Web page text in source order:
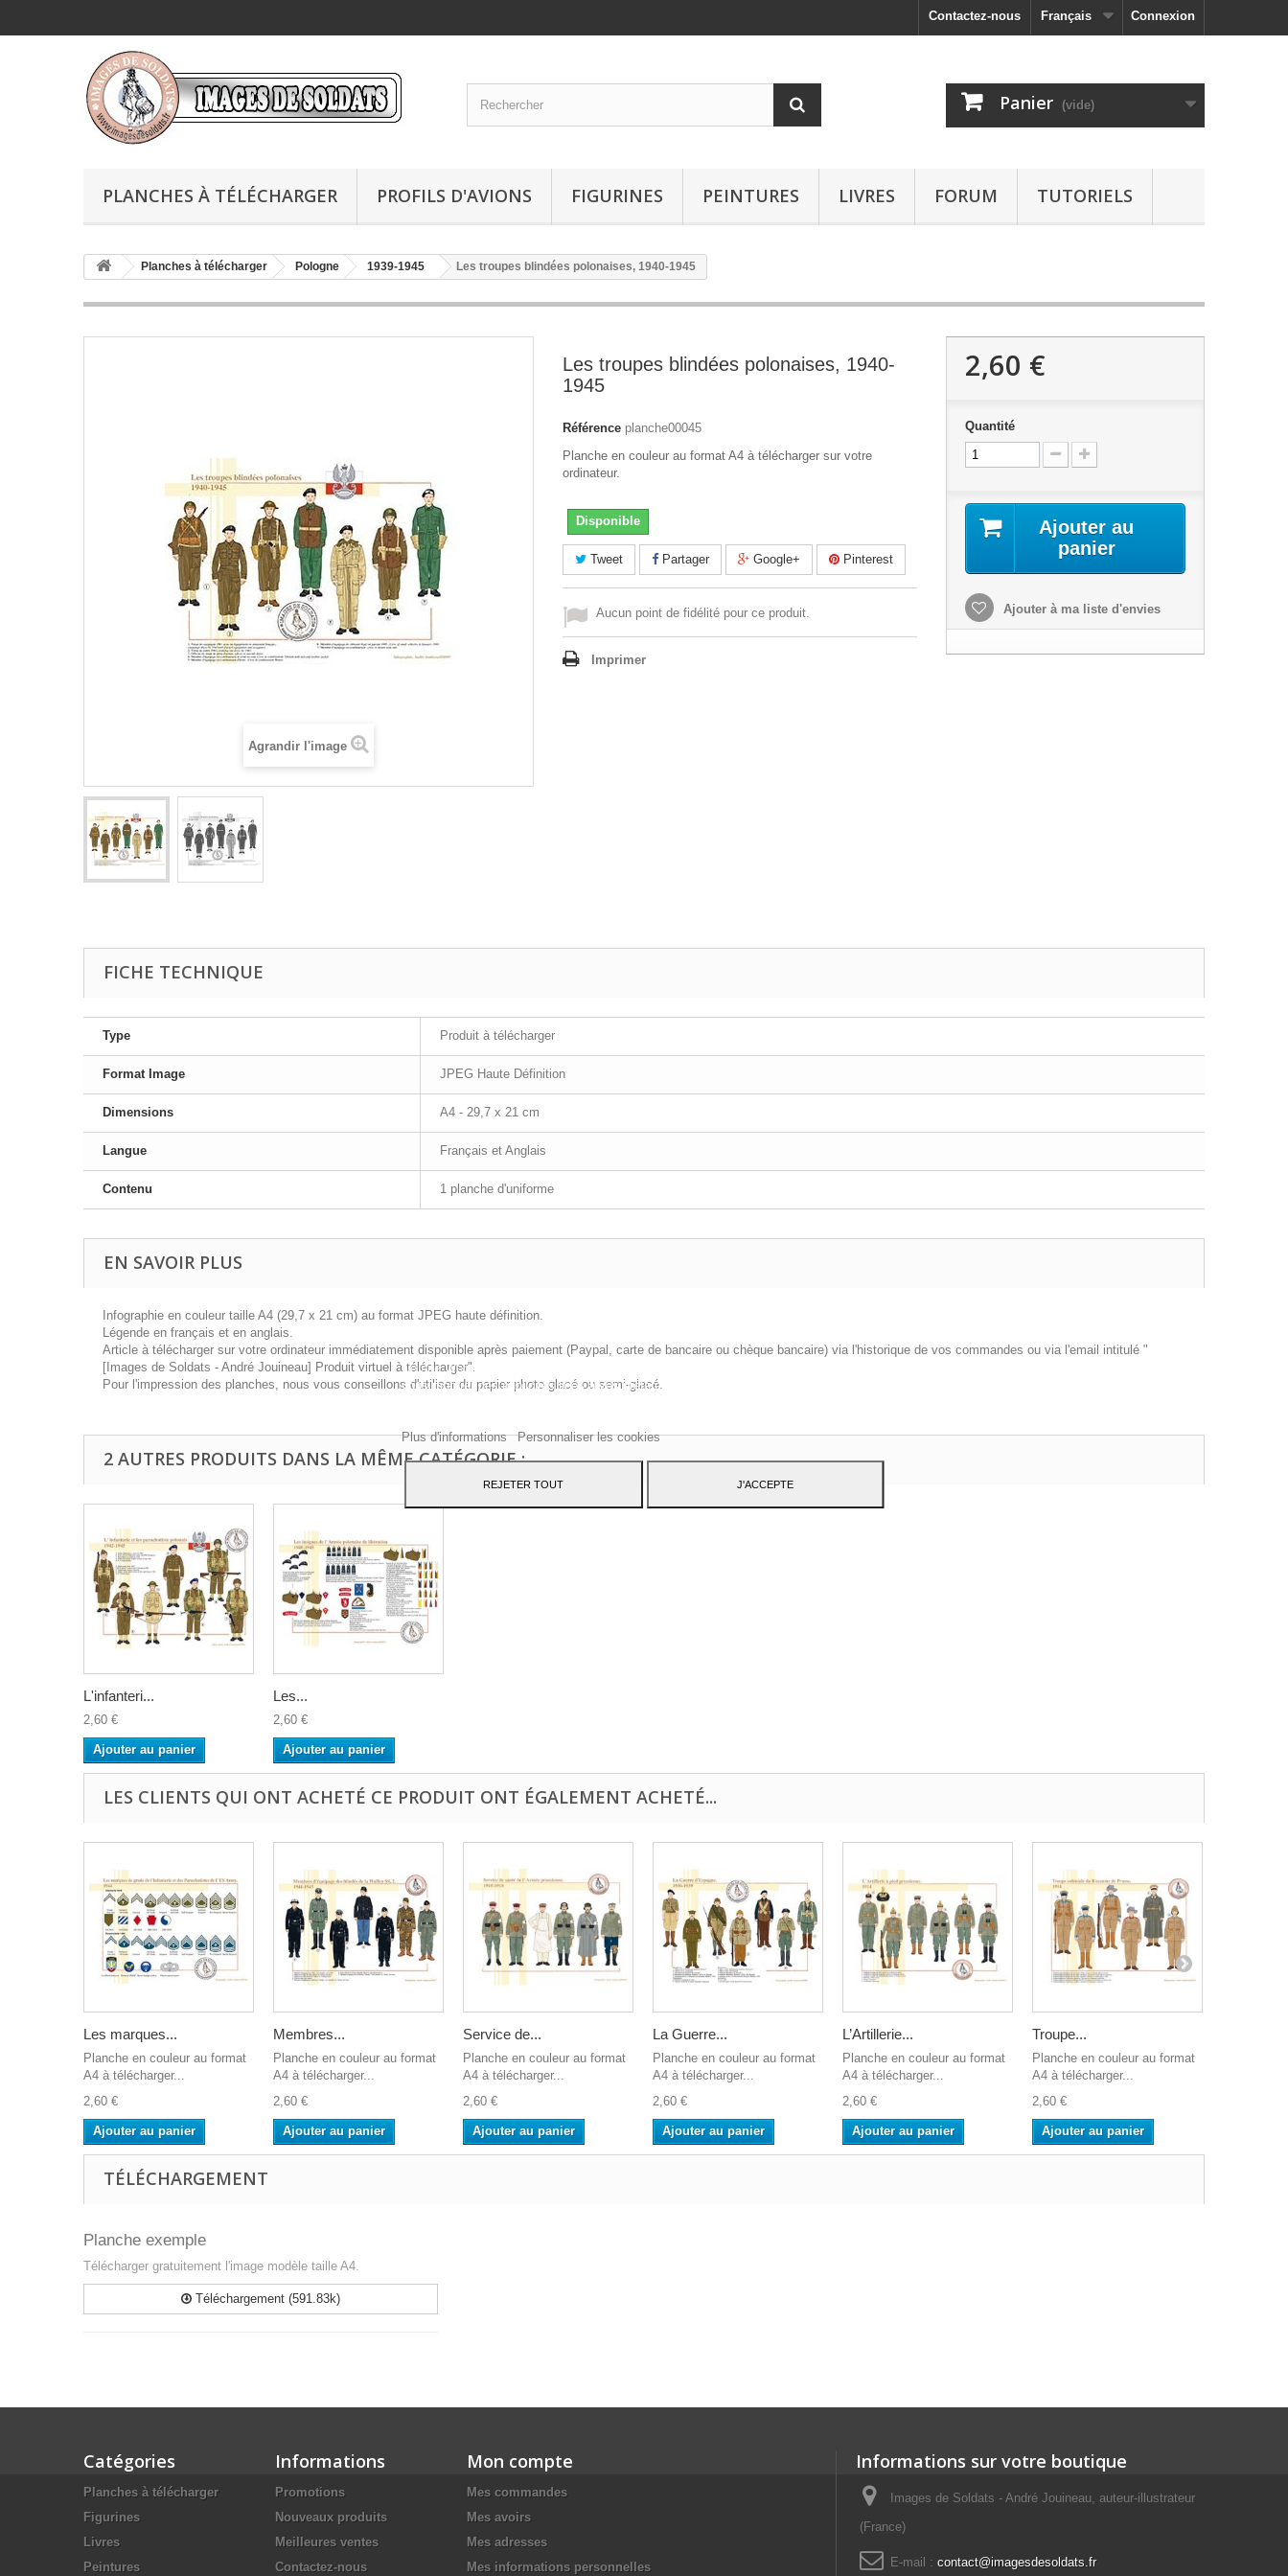
Connexion
Français
Contactez-nous
Panier (vide)
PLANCHES À TÉLÉCHARGER PROFILS D'AVIONS FIGURINES PEINTURES LIVRES FORUM TUTORIELS
Planches à télécharger Pologne 1939-1945 Les troupes blindées polonaises, 1940-1945
Agrandir l'image
Les troupes blindées polonaises, 1940-
1945
Référence planche00045
Planche en couleur au format A4 à télécharger sur votre
ordinateur.
Disponible
Tweet Partager Google+ Pinterest
Aucun point de fidélité pour ce produit.
Imprimer
2,60 €
Quantité
Ajouter au
panier
Ajouter à ma liste d'envies
FICHE TECHNIQUE
Type Produit à télécharger
Format Image JPEG Haute Définition
Dimensions A4 - 29,7 x 21 cm
Langue Français et Anglais
Contenu 1 planche d'uniforme
EN SAVOIR PLUS
Infographie en couleur taille A4 (29,7 x 21 cm) au format JPEG haute définition.
Légende en français et en anglais.
Article à télécharger sur votre ordinateur immédiatement disponible après paiement (Paypal, carte de bancaire ou chèque bancaire) via l'historique de vos commandes ou via l'email intitulé "
[Images de Soldats - André Jouineau] Produit virtuel à télécharger".
Pour l'impression des planches, nous vous conseillons d'utiliser du papier photo glacé ou semi-glacé.
2 AUTRES PRODUITS DANS LA MÊME CATÉGORIE :
L'infanteri...
2,60 €
Ajouter au panier
Les...
2,60 €
Ajouter au panier
LES CLIENTS QUI ONT ACHETÉ CE PRODUIT ONT ÉGALEMENT ACHETÉ...
Les marques...
Planche en couleur au format
A4 à télécharger...
2,60 €
Ajouter au panier
Membres...
Planche en couleur au format
A4 à télécharger...
2,60 €
Ajouter au panier
Service de...
Planche en couleur au format
A4 à télécharger...
2,60 €
Ajouter au panier
La Guerre...
Planche en couleur au format
A4 à télécharger...
2,60 €
Ajouter au panier
L’Artillerie...
Planche en couleur au format
A4 à télécharger...
2,60 €
Ajouter au panier
Troupe...
Planche en couleur au format
A4 à télécharger...
2,60 €
Ajouter au panier
TÉLÉCHARGEMENT
Planche exemple
Télécharger gratuitement l'image modèle taille A4.
Téléchargement (591.83k)
Catégories
Planches à télécharger
Figurines
Livres
Peintures
Informations
Promotions
Nouveaux produits
Meilleures ventes
Contactez-nous
Mon compte
Mes commandes
Mes avoirs
Mes adresses
Mes informations personnelles
Informations sur votre boutique
Images de Soldats - André Jouineau, auteur-illustrateur
(France)
E-mail : contact@imagesdesoldats.fr
Ce site Web utilise ses propres cookies et ceux de tiers pour améliorer nos services et
vous montrer des publicités liées à vos préférences en analysant vos habitudes de
Plus d'informations Personnaliser les cookies
REJETER TOUT J'ACCEPTE